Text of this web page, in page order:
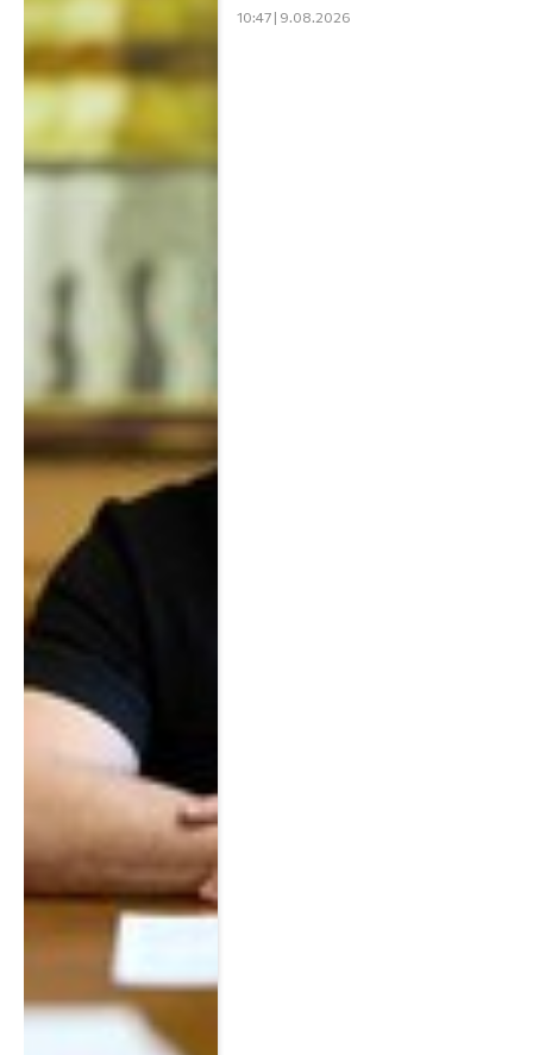
10:47 | 9.08.2026